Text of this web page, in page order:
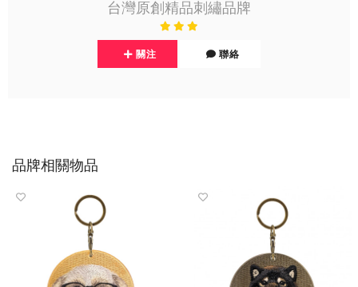
台灣原創精品刺繡品牌
關注 聯絡
品牌相關物品